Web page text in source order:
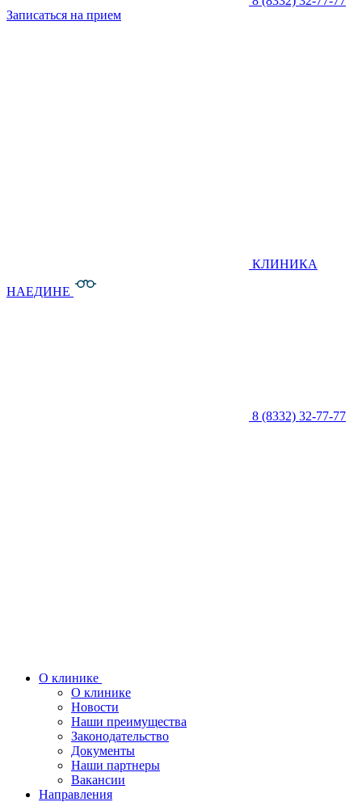
Записаться на прием
КЛИНИКА
НАЕДИНЕ
8 (8332) 32-77-77
О клинике
О клинике
Новости
Наши преимущества
Законодательство
Документы
Наши партнеры
Вакансии
Направления